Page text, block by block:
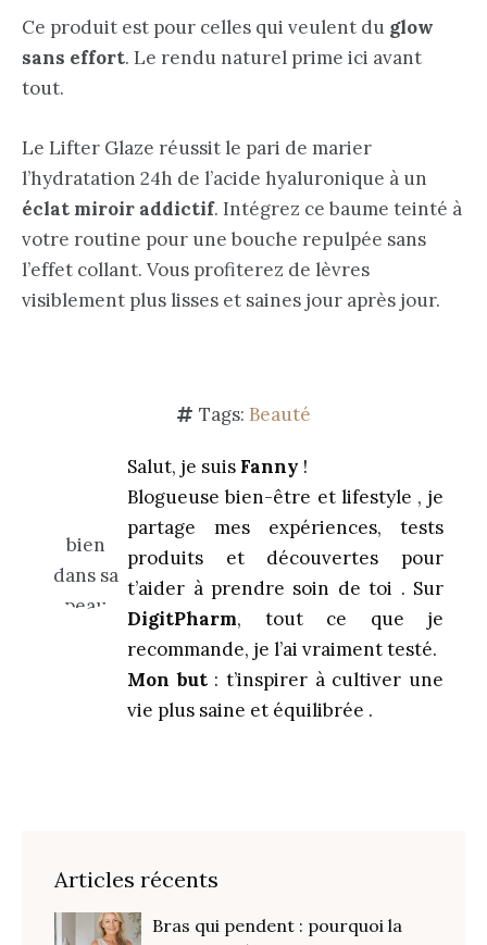
Ce produit est pour celles qui veulent du glow
sans effort. Le rendu naturel prime ici avant
tout.
Le Lifter Glaze réussit le pari de marier
l’hydratation 24h de l’acide hyaluronique à un
éclat miroir addictif. Intégrez ce baume teinté à
votre routine pour une bouche repulpée sans
l’effet collant. Vous profiterez de lèvres
visiblement plus lisses et saines jour après jour.
Tags: Beauté
Salut, je suis Fanny !
Blogueuse bien-être et lifestyle , je
partage mes expériences, tests
produits et découvertes pour
t’aider à prendre soin de toi . Sur
DigitPharm, tout ce que je
recommande, je l’ai vraiment testé.
Mon but: t’inspirer à cultiver une
vie plus saine et équilibrée .
Articles récents
Bras qui pendent : pourquoi la